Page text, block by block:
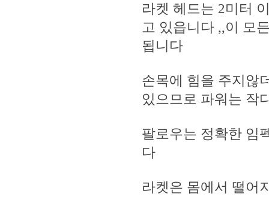
라켓 헤드는 2미터
고 있읍니다 ,,이 모
됩니다
손목에 힘을 주지않
있으므로 파워는 작
팔로우는 정확한 임
다
라켓은 몸에서 떨어